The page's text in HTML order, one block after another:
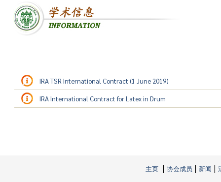
IRA TSR International Contract (1 June 2019)
IRA International Contract for Latex in Drum
主页 | 协会成员 | 新闻 |